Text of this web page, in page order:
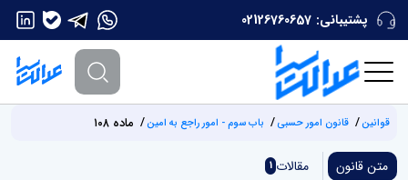
پشتیبانی: 02126760657
قوانین قانون امور حسبی باب سوم - امور راجع به امین ماده ۱۰۸
متن قانون مقالات 1